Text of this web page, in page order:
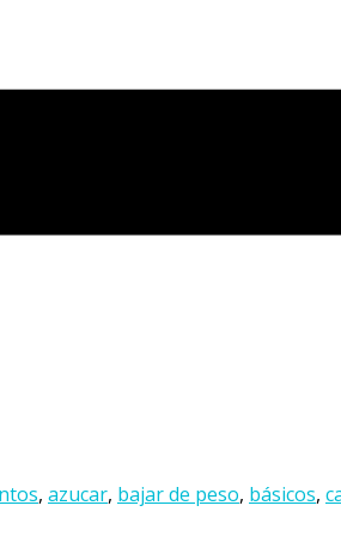
, azucar, bajar de peso, básicos,